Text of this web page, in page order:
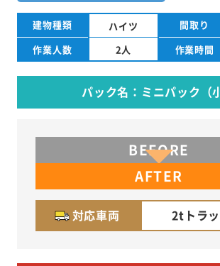
建物種類 ハイツ 間取り
作業人数
2人 作業時間
パック名：ミニパック（
BEFORE
AFTER
対応車両 2tトラ